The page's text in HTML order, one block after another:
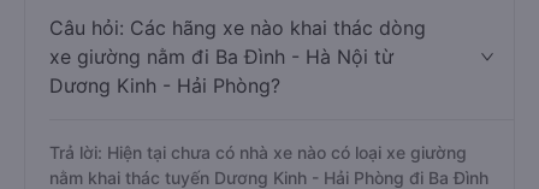
Câu hỏi: Các hãng xe nào khai thác dòng
xe giường nằm đi Ba Đình - Hà Nội từ
Dương Kinh - Hải Phòng?
Trả lời: Hiện tại chưa có nhà xe nào có loại xe giường
nằm khai thác tuyến Dương Kinh - Hải Phòng đi Ba Đình